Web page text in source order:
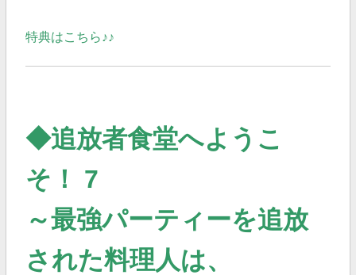
特典はこちら♪♪
◆追放者食堂へようこ
そ！ 7
～最強パーティーを追放
された料理人は、